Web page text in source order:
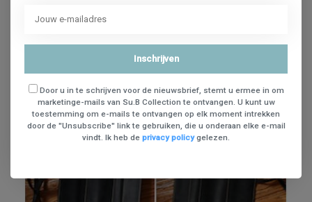
Inschrijven
Door u in te schrijven voor de nieuwsbrief, stemt u ermee in om
marketinge-mails van Su.B Collection te ontvangen. U kunt uw
toestemming om e-mails te ontvangen op elk moment intrekken
door de "Unsubscribe" link te gebruiken, die u onderaan elke e-mail
vindt. Ik heb de privacy policygelezen.